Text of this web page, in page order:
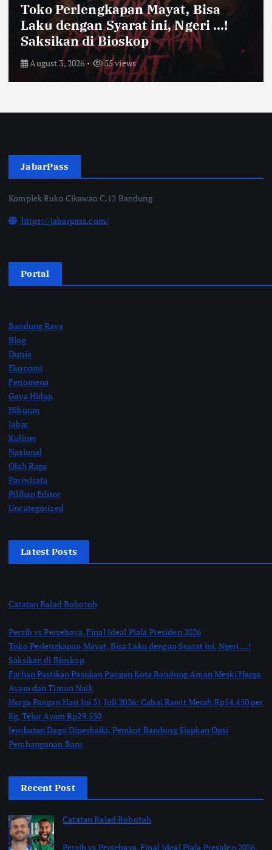
Toko Perlengkapan Mayat, Bisa
Laku dengan Syarat ini, Ngeri …!
Saksikan di Bioskop
August 3, 2026 55 views
JabarPass
Komplek Ruko Cikawao C.12 Bandung
https://jabarpass.com/
Portal
Bandung Raya
Blog
Dunia
Ekonomi
Fenomena
Gaya Hidup
Hiburan
Jabar
Kuliner
Nasional
Olah Raga
Pariwisata
Pilihan Editor
Uncategorized
Latest Posts
Catatan Balad Bobotoh
Persib vs Persebaya, Final Ideal Piala Presiden 2026
Toko Perlengkapan Mayat, Bisa Laku dengan Syarat ini, Ngeri …!
Saksikan di Bioskop
Farhan Pastikan Pasokan Pangan Kota Bandung Aman Meski Harga
Ayam dan Timun Naik
Harga Pangan Hari Ini 31 Juli 2026: Cabai Rawit Merah Rp54.450 per
Kg, Telur Ayam Rp29.550
Jembatan Dago Diperbaiki, Pemkot Bandung Siapkan Opsi
Pembangunan Baru
Recent Post
Catatan Balad Bobotoh
Persib vs Persebaya, Final Ideal Piala Presiden 2026